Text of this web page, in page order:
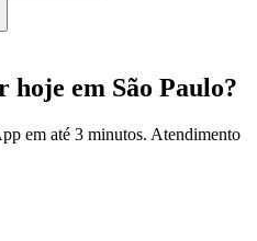
hoje em São Paulo?
em até 3 minutos. Atendimento